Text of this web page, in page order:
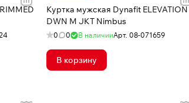
Куртка мужская Dynafit ELEVATION
DWN M JKT Nimbus
0 0 В наличииАрт.08-071659
В корзину